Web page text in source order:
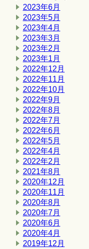
2023年6月
2023年5月
2023年4月
2023年3月
2023年2月
2023年1月
2022年12月
2022年11月
2022年10月
2022年9月
2022年8月
2022年7月
2022年6月
2022年5月
2022年4月
2022年2月
2021年8月
2020年12月
2020年11月
2020年8月
2020年7月
2020年6月
2020年4月
2019年12月